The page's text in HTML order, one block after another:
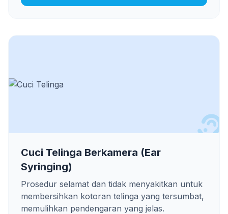
Cuci Telinga Berkamera (Ear
Syringing)
Prosedur selamat dan tidak menyakitkan untuk
membersihkan kotoran telinga yang tersumbat,
memulihkan pendengaran yang jelas.